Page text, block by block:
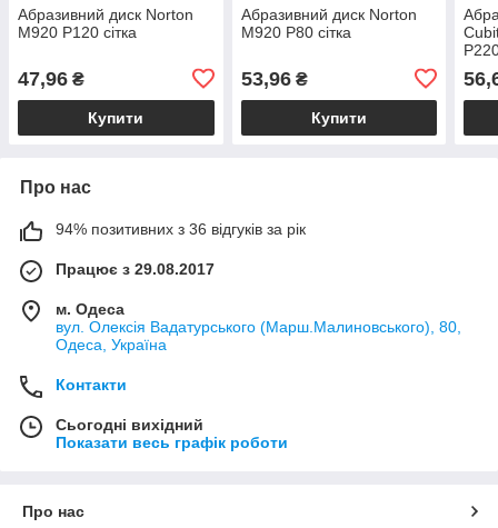
Абразивний диск Norton
M920 P120 сітка
47,96 ₴
Купити
Абразивний диск Norton
M920 P80 сітка
53,96₴
Купити
Про нас
94% позитивних з 36 відгуків за рік
Працює з 29.08.2017
м. Одеса
вул. Олексія Вадатурського (Марш.Малиновського), 80,
Одеса, Україна
Контакти
Сьогодні вихідний
Показати весь графік роботи
Про нас